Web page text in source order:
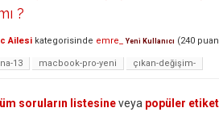
?
Ailesi kategorisinde emre_ Yeni Kullanıcı (240
13 macbook-pro-yeni çıkan-değişim-
soruların listesineveya popüler